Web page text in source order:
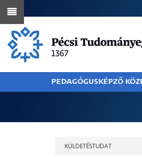
Ugrás
tartalomra
PEDAGÓGUSKÉPZŐ
KÜLDETÉSTUDAT